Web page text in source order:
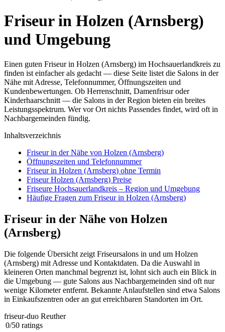
Friseur in Holzen (Arnsberg)
und Umgebung
Einen guten Friseur in Holzen (Arnsberg) im Hochsauerlandkreis zu
finden ist einfacher als gedacht — diese Seite listet die Salons in der
Nähe mit Adresse, Telefonnummer, Öffnungszeiten und
Kundenbewertungen. Ob Herrenschnitt, Damenfrisur oder
Kinderhaarschnitt — die Salons in der Region bieten ein breites
Leistungsspektrum. Wer vor Ort nichts Passendes findet, wird oft in
Nachbargemeinden fündig.
Inhaltsverzeichnis
Friseur in der Nähe von Holzen (Arnsberg)
Öffnungszeiten und Telefonnummer
Friseur in Holzen (Arnsberg) ohne Termin
Friseur Holzen (Arnsberg) Preise
Friseure Hochsauerlandkreis – Region und Umgebung
Häufige Fragen zum Friseur in Holzen (Arnsberg)
Friseur in der Nähe von Holzen
(Arnsberg)
Die folgende Übersicht zeigt Friseursalons in und um Holzen
(Arnsberg) mit Adresse und Kontaktdaten. Da die Auswahl in
kleineren Orten manchmal begrenzt ist, lohnt sich auch ein Blick in
die Umgebung — gute Salons aus Nachbargemeinden sind oft nur
wenige Kilometer entfernt. Bekannte Anlaufstellen sind etwa Salons
in Einkaufszentren oder an gut erreichbaren Standorten im Ort.
friseur-duo Reuther
0/50 ratings